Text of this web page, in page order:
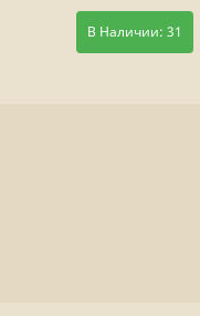
В Наличии: 31